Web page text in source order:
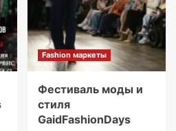
Fashion маркеты
Фестиваль моды и
стиля
GaidFashionDays